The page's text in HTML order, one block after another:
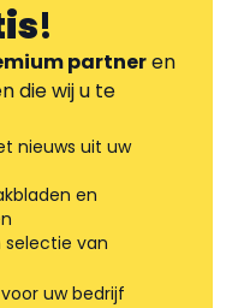
!
partneren
die wij u te
nieuws uit uw
en
selectie van
voor uw bedrijf